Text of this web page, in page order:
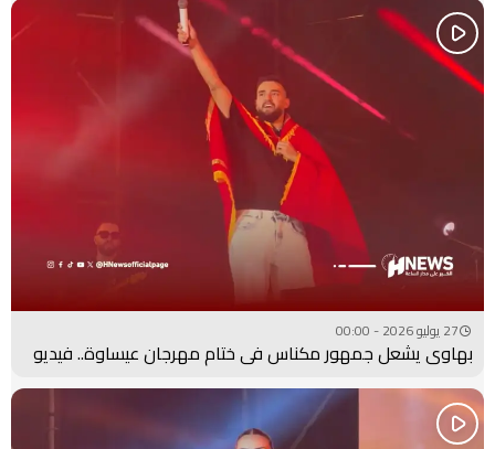
27 يوليو 2026 - 00:00
بهاوي يشعل جمهور مكناس في ختام مهرجان عيساوة.. فيديو